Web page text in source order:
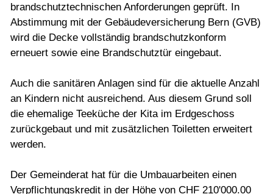
brandschutztechnischen Anforderungen geprüft. In
Abstimmung mit der Gebäudeversicherung Bern (GVB)
wird die Decke vollständig brandschutzkonform
erneuert sowie eine Brandschutztür eingebaut.
Auch die sanitären Anlagen sind für die aktuelle Anzahl
an Kindern nicht ausreichend. Aus diesem Grund soll
die ehemalige Teeküche der Kita im Erdgeschoss
zurückgebaut und mit zusätzlichen Toiletten erweitert
werden.
Der Gemeinderat hat für die Umbauarbeiten einen
Verpflichtungskredit in der Höhe von CHF 210'000.00